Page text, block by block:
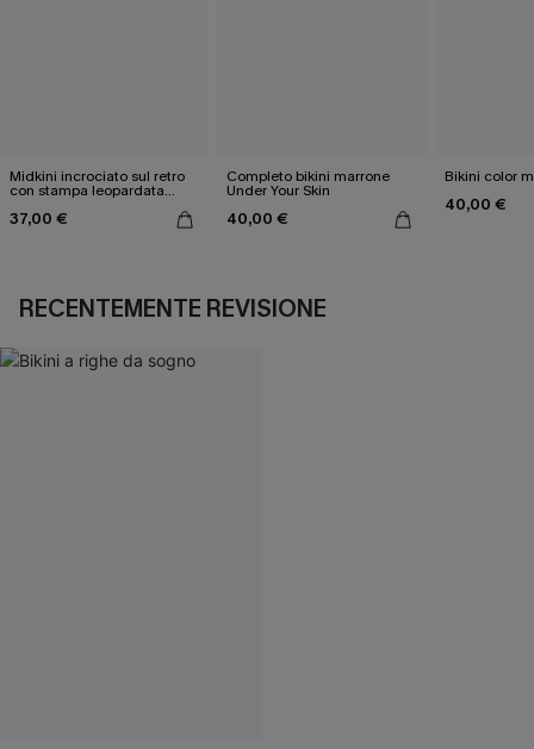
Midkini incrociato sul retro
con stampa leopardata
37,00 €
Completo bikini marrone
Under Your Skin
40,00 €
Bikini color
40,00 €
RECENTEMENTE REVISIONE